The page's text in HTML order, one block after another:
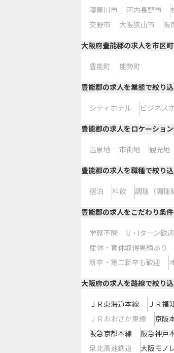
寝屋川市
河内長野市
交野市
大阪狭山市 阪
大阪府豊能郡の求人を市区
豊能町 能勢町
豊能郡の求人を業態で絞り
シティホテル ビジネス
豊能郡の求人をロケーショ
温泉地 市街地 観光地
豊能郡の求人を職種で絞り
宿泊 料飲 調理（調理
豊能郡の求人をこだわり条
学歴不問 U・Iターン歓迎
産休・育休取得実績あり
新卒・第二新卒も歓迎
大阪府の求人を路線で絞り
ＪＲ東海道本線 ＪＲ福
ＪＲおおさか東線
京阪
阪急京都本線
阪急神戸
泉北高速鉄道
大阪モノ